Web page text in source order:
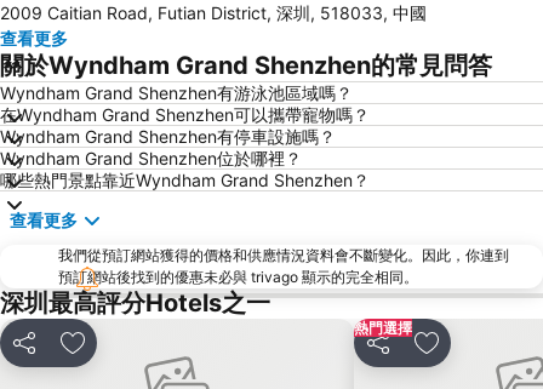
南山區
東涌
元朗
天水圍
Wan Chai Metro Station
海洋公園
深水埗區
黃金海岸
香港迪士尼樂園
新界
羅湖口岸
羅湖
North Point Metro Station
中環
Cheung Chau
羅湖口岸
Sheung Wan Metro Station
Tsing Yi Metro Station
寶安區
深圳寶安國際機場
2009 Caitian Road, Futian District, 深圳, 518033, 中國
查看更多
關於Wyndham Grand Shenzhen的常見問答
Wyndham Grand Shenzhen有游泳池區域嗎？
在Wyndham Grand Shenzhen可以攜帶寵物嗎？
Wyndham Grand Shenzhen有停車設施嗎？
Wyndham Grand Shenzhen位於哪裡？
哪些熱門景點靠近Wyndham Grand Shenzhen？
查看更多
我們從預訂網站獲得的價格和供應情況資料會不斷變化。因此，你連到
預訂網站後找到的優惠未必與 trivago 顯示的完全相同。
深圳最高評分Hotels之一
分享 放到收藏夾
熱門選擇
分享 放到收藏夾